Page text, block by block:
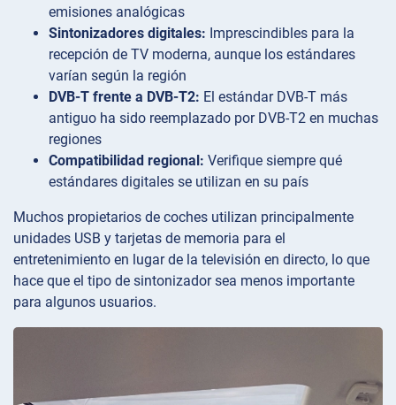
emisiones analógicas
Sintonizadores digitales: Imprescindibles para la
recepción de TV moderna, aunque los estándares
varían según la región
DVB-T frente a DVB-T2: El estándar DVB-T más
antiguo ha sido reemplazado por DVB-T2 en muchas
regiones
Compatibilidad regional: Verifique siempre qué
estándares digitales se utilizan en su país
Muchos propietarios de coches utilizan principalmente
unidades USB y tarjetas de memoria para el
entretenimiento en lugar de la televisión en directo, lo que
hace que el tipo de sintonizador sea menos importante
para algunos usuarios.